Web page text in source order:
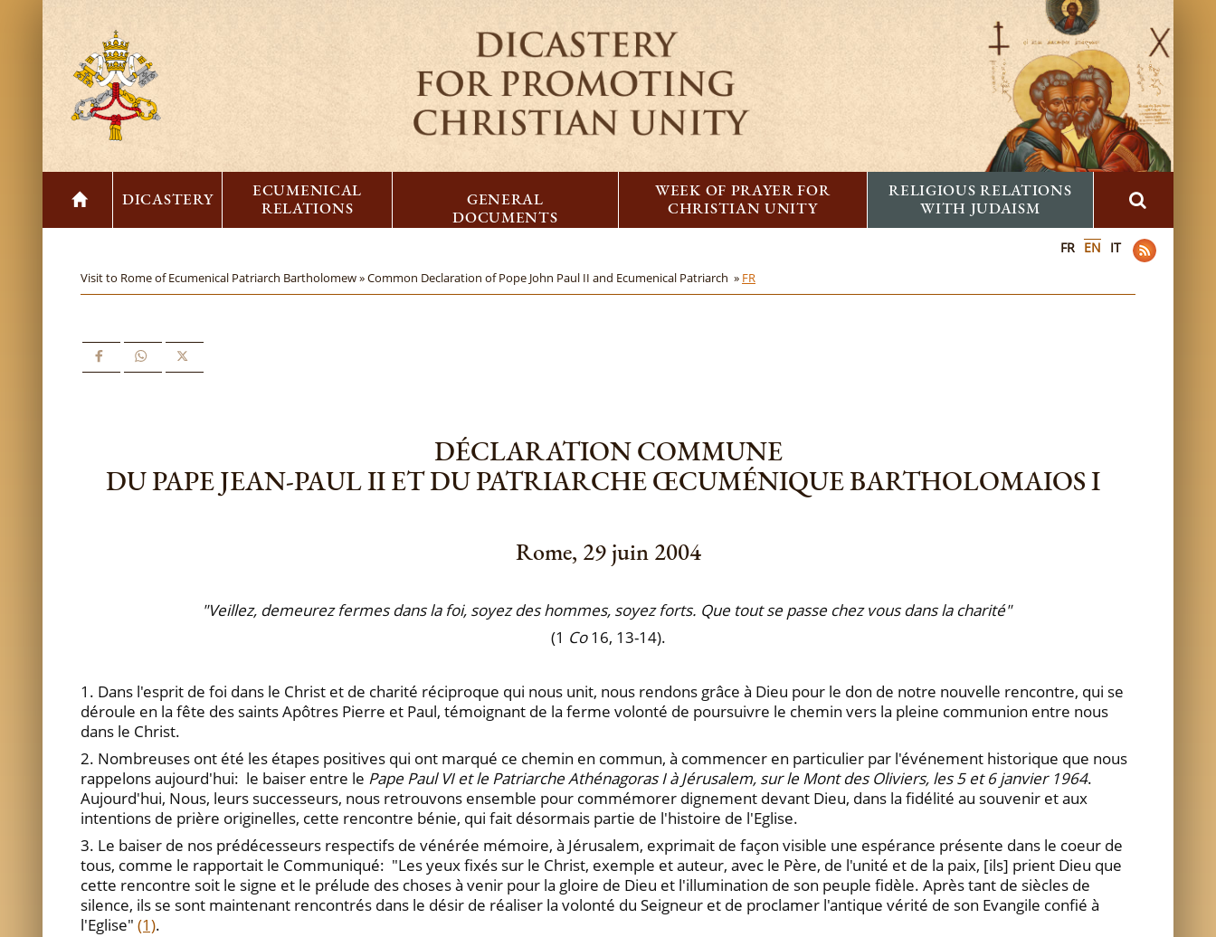
DICASTERY
ECUMENICAL
RELATIONS
GENERAL
DOCUMENTS
WEEK OF PRAYER FOR
CHRISTIAN UNITY
RELIGIOUS RELATIONS
WITH JUDAISM
FR EN IT
Visit to Rome of Ecumenical Patriarch Bartholomew »Common Declaration of Pope John Paul II and Ecumenical Patriarch » FR
DÉCLARATION COMMUNE
DU PAPE JEAN-PAUL II ET DU PATRIARCHE ŒCUMÉNIQUE BARTHOLOMAIOS I
Rome, 29 juin 2004
"Veillez, demeurez fermes dans la foi, soyez des hommes, soyez forts. Que tout se passe chez vous dans la charité"
(1 Co16, 13-14).
1. Dans l'esprit de foi dans le Christ et de charité réciproque qui nous unit, nous rendons grâce à Dieu pour le don de notre nouvelle rencontre, qui se
déroule en la fête des saints Apôtres Pierre et Paul, témoignant de la ferme volonté de poursuivre le chemin vers la pleine communion entre nous
dans le Christ.
2. Nombreuses ont été les étapes positives qui ont marqué ce chemin en commun, à commencer en particulier par l'événement historique que nous
rappelons aujourd'hui: le baiser entre le Pape Paul VI et le Patriarche Athénagoras I à Jérusalem, sur le Mont des Oliviers, les 5 et 6 janvier 1964.
Aujourd'hui, Nous, leurs successeurs, nous retrouvons ensemble pour commémorer dignement devant Dieu, dans la fidélité au souvenir et aux
intentions de prière originelles, cette rencontre bénie, qui fait désormais partie de l'histoire de l'Eglise.
3. Le baiser de nos prédécesseurs respectifs de vénérée mémoire, à Jérusalem, exprimait de façon visible une espérance présente dans le coeur de
tous, comme le rapportait le Communiqué: "Les yeux fixés sur le Christ, exemple et auteur, avec le Père, de l'unité et de la paix, [ils] prient Dieu que
cette rencontre soit le signe et le prélude des choses à venir pour la gloire de Dieu et l'illumination de son peuple fidèle. Après tant de siècles de
silence, ils se sont maintenant rencontrés dans le désir de réaliser la volonté du Seigneur et de proclamer l'antique vérité de son Evangile confié à
l'Eglise" (1).